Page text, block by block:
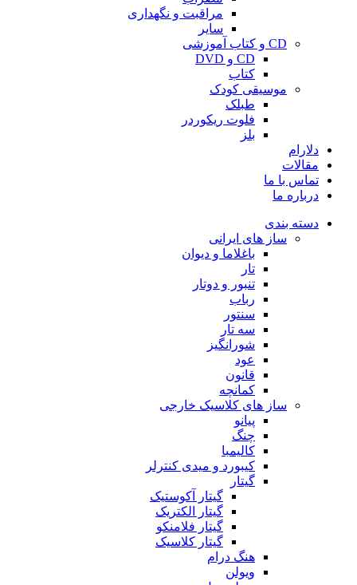
مراقبت و نگهداری
سایر
CD و کتاب آموزشی
CD و DVD
کتاب
موسیقی کودک
طبلک
فلوت ریکوردر
بلز
دلارام
مقالات
تماس با ما
درباره ما
دسته بندی
ساز های ایرانی
باغلاما و دیوان
تار
تنبور و دوتار
رباب
سنتور
سه تار
شورانگیز
عود
قانون
کمانچه
ساز های کلاسیک خارجی
پیانو
چنگ
کالیمبا
کیبورد و میدی کنترلر
گیتار
گیتار آکوستیک
گیتار الکتریک
گیتار فلامنکو
گیتار کلاسیک
هنگ درام
ویولن